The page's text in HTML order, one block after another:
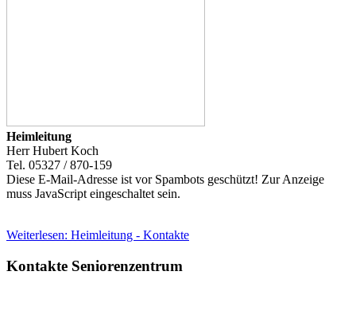
Heimleitung
Herr Hubert Koch
Tel. 05327 / 870-159
Diese E-Mail-Adresse ist vor Spambots geschützt! Zur Anzeige
muss JavaScript eingeschaltet sein.
Weiterlesen: Heimleitung - Kontakte
Kontakte Seniorenzentrum